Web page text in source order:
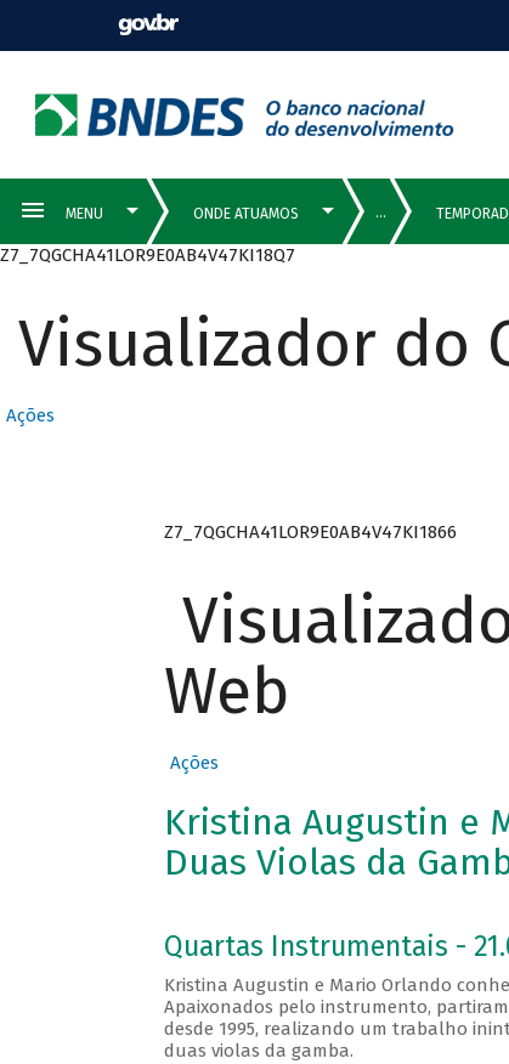
Z7_7QGCHA41LOR9E0AB4V47KI18Q7
Visualizador do
Ações
Z7_7QGCHA41LOR9E0AB4V47KI1866
Web
Ações
Kristina Augustin e
Duas Violas da
Quartas Instrumentais -
Kristina Augustin e Mario Orlando
Apaixonados pelo instrumento, partiram
desde 1995, realizando um trabalho
duas violas da gamba.